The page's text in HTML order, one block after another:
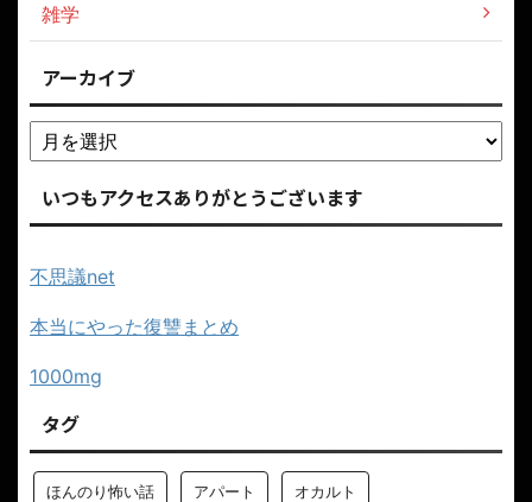
雑学
アーカイブ
いつもアクセスありがとうございます
不思議net
本当にやった復讐まとめ
1000mg
タグ
ほんのり怖い話 アパート オカルト